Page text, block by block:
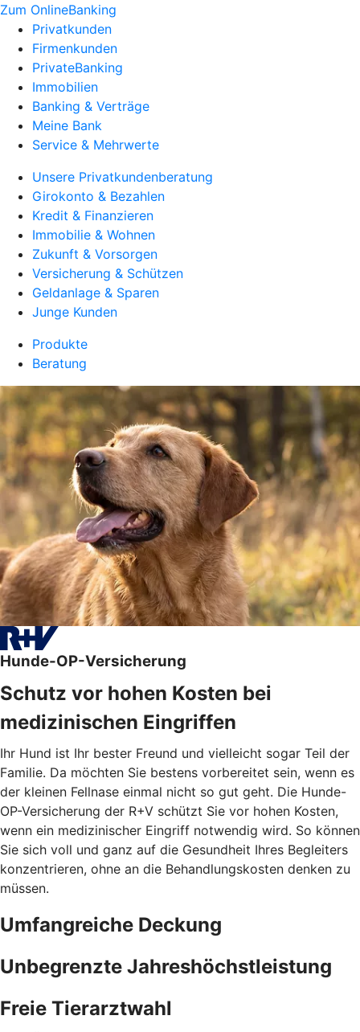
Zum OnlineBanking
Privatkunden
Firmenkunden
PrivateBanking
Immobilien
Banking & Verträge
Meine Bank
Service & Mehrwerte
Unsere Privatkundenberatung
Girokonto & Bezahlen
Kredit & Finanzieren
Immobilie & Wohnen
Zukunft & Vorsorgen
Versicherung & Schützen
Geldanlage & Sparen
Junge Kunden
Produkte
Beratung
Hunde-OP-Versicherung
Schutz vor hohen Kosten bei
medizinischen Eingriffen
Ihr Hund ist Ihr bester Freund und vielleicht sogar Teil der
Familie. Da möchten Sie bestens vorbereitet sein, wenn es
der kleinen Fellnase einmal nicht so gut geht. Die Hunde-
OP-Versicherung der R+V schützt Sie vor hohen Kosten,
wenn ein medizinischer Eingriff notwendig wird. So können
Sie sich voll und ganz auf die Gesundheit Ihres Begleiters
konzentrieren, ohne an die Behandlungskosten denken zu
müssen.
Umfangreiche Deckung
Unbegrenzte Jahreshöchstleistung
Freie Tierarztwahl